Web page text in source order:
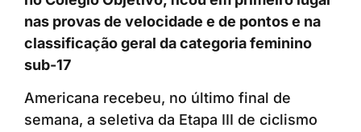
nas provas de velocidade e de pontos e na
classificação geral da categoria feminino
sub-17
Americana recebeu, no último final de
semana, a seletiva da Etapa III de ciclismo